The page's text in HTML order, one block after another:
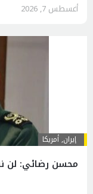
أغسطس 7, 2026
إيران,أمريكا
محسن رضائي: لن